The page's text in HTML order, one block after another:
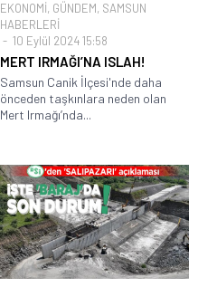
EKONOMİ, GÜNDEM, SAMSUN
HABERLERİ
10 Eylül 2024 15:58
MERT IRMAĞI’NA ISLAH!
Samsun Canik İlçesi'nde daha
önceden taşkınlara neden olan
Mert Irmağı’nda...